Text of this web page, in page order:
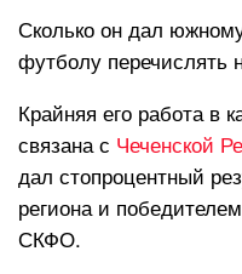
Сколько он дал
футболу перечислять
Крайняя его работа в
связана с Чеченской
дал стопроцентный
региона и
СКФО.